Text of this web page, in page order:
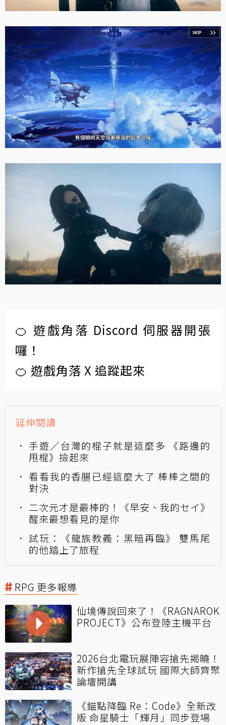
🍊 遊戲角落 Discord 伺服器開張
囉！
🍊 遊戲角落 X 追蹤起來
延伸閱讀
手遊／台灣的棍子就是這麼多 《路邊的
甩棍》撿起來
看看我的香腸已經這麼大了 棒棒之間的
對決
二次元才是最棒的！《早安、我的セイ》
醒來最想看見的是你
試玩：《龍族教義：黑暗再臨》 雙馬尾
的他踏上了旅程
RPG 更多報導
仙境傳說回來了！《RAGNAROK
PROJECT》公布登陸主機平台
2026台北電玩展陣容搶先揭曉！
新作搶先全球試玩 國際大師齊聚
論壇開講
《錨點降臨 Re：Code》全新改
版 命星騎士「輝月」同步登場